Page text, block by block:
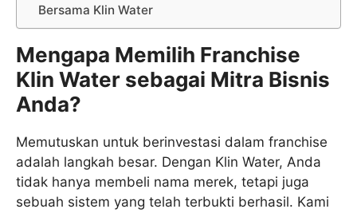
Bersama Klin Water
Mengapa Memilih Franchise
Klin Water sebagai Mitra Bisnis
Anda?
Memutuskan untuk berinvestasi dalam franchise
adalah langkah besar. Dengan Klin Water, Anda
tidak hanya membeli nama merek, tetapi juga
sebuah sistem yang telah terbukti berhasil. Kami